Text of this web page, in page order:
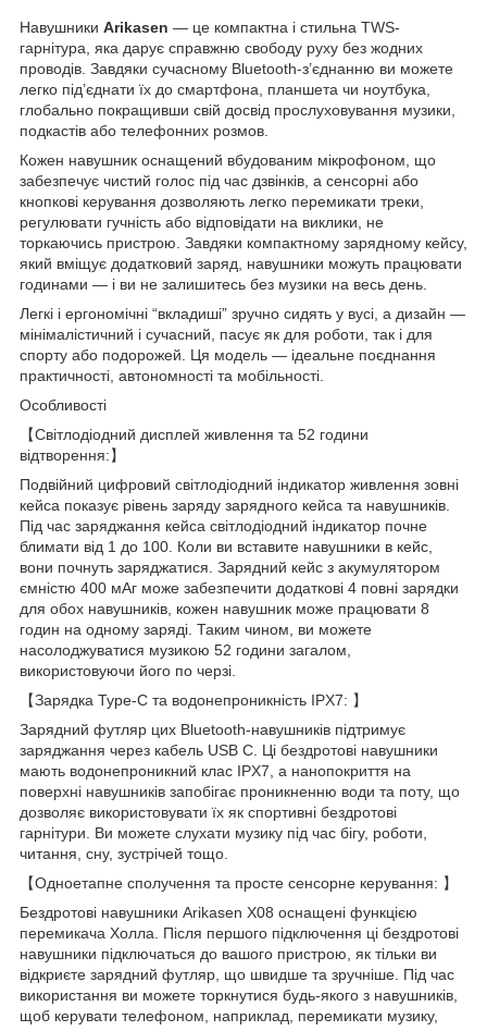
Навушники Arikasen — це компактна і стильна TWS-
гарнітура, яка дарує справжню свободу руху без жодних
проводів. Завдяки сучасному Bluetooth-з’єднанню ви можете
легко під’єднати їх до смартфона, планшета чи ноутбука,
глобально покращивши свій досвід прослуховування музики,
подкастів або телефонних розмов.
Кожен навушник оснащений вбудованим мікрофоном, що
забезпечує чистий голос під час дзвінків, а сенсорні або
кнопкові керування дозволяють легко перемикати треки,
регулювати гучність або відповідати на виклики, не
торкаючись пристрою. Завдяки компактному зарядному кейсу,
який вміщує додатковий заряд, навушники можуть працювати
годинами — і ви не залишитесь без музики на весь день.
Легкі і ергономічні “вкладиші” зручно сидять у вусі, а дизайн —
мінімалістичний і сучасний, пасує як для роботи, так і для
спорту або подорожей. Ця модель — ідеальне поєднання
практичності, автономності та мобільності.
Особливості
【Світлодіодний дисплей живлення та 52 години
відтворення:】
Подвійний цифровий світлодіодний індикатор живлення зовні
кейса показує рівень заряду зарядного кейса та навушників.
Під час заряджання кейса світлодіодний індикатор почне
блимати від 1 до 100. Коли ви вставите навушники в кейс,
вони почнуть заряджатися. Зарядний кейс з акумулятором
ємністю 400 мАг може забезпечити додаткові 4 повні зарядки
для обох навушників, кожен навушник може працювати 8
годин на одному заряді. Таким чином, ви можете
насолоджуватися музикою 52 години загалом,
використовуючи його по черзі.
【Зарядка Type-C та водонепроникність IPX7: 】
Зарядний футляр цих Bluetooth-навушників підтримує
заряджання через кабель USB C. Ці бездротові навушники
мають водонепроникний клас IPX7, а нанопокриття на
поверхні навушників запобігає проникненню води та поту, що
дозволяє використовувати їх як спортивні бездротові
гарнітури. Ви можете слухати музику під час бігу, роботи,
читання, сну, зустрічей тощо.
【Одноетапне сполучення та просте сенсорне керування: 】
Бездротові навушники Arikasen X08 оснащені функцією
перемикача Холла. Після першого підключення ці бездротові
навушники підключаться до вашого пристрою, як тільки ви
відкриєте зарядний футляр, що швидше та зручніше. Під час
використання ви можете торкнутися будь-якого з навушників,
щоб керувати телефоном, наприклад, перемикати музику,